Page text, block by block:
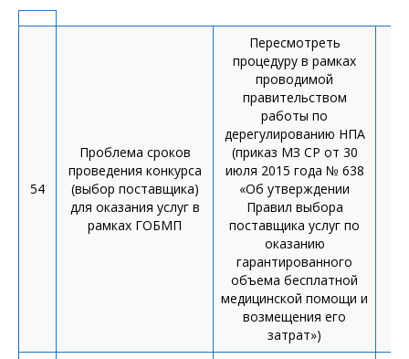
54
Проблема сроков
проведения конкурса
(выбор поставщика)
для оказания услуг в
рамках ГОБМП
Пересмотреть
процедуру в рамках
проводимой
правительством
работы по
дерегулированию НПА
(приказ МЗ СР от 30
июля 2015 года № 638
«Об утверждении
Правил выбора
поставщика услуг по
оказанию
гарантированного
объема бесплатной
медицинской помощи и
возмещения его
затрат»)